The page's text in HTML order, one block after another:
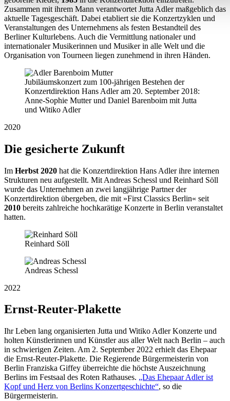
Zusammen mit ihrem Mann verantwortet Jutta Adler maßgeblich das
aktuelle Tagesgeschäft. Dabei etabliert sie die Konzertzyklen und
Veranstaltungen des Unternehmens als festen Bestandteil des
Berliner Kulturlebens. Auch die Vermittlung nationaler und
internationaler Musikerinnen und Musiker in alle Welt und die
Organisation von Tourneen liegen zunehmend in ihren Händen.
Jubiläumskonzert zum 100-jährigen Bestehen der
Konzertdirektion Hans Adler am 20. September 2018:
Anne-Sophie Mutter und Daniel Barenboim mit Jutta
und Witiko Adler
2020
Die gesicherte Zukunft
Im Herbst 2020 hat die Konzertdirektion Hans Adler ihre internen
Strukturen neu aufgestellt. Mit Andreas Schessl und Reinhard Söll
wurde das Unternehmen an zwei langjährige Partner der
Konzertdirektion übergeben, die mit »First Classics Berlin« seit
2010 bereits zahlreiche hochkarätige Konzerte in Berlin veranstaltet
hatten.
Reinhard Söll
Andreas Schessl
2022
Ernst-Reuter-Plakette
Ihr Leben lang organisierten Jutta und Witiko Adler Konzerte und
holten Künstlerinnen und Künstler aus aller Welt nach Berlin – auch
in schwierigen Zeiten. Am 2. September 2022 erhielt das Ehepaar
die Ernst-Reuter-Plakette. Die Regierende Bürgermeisterin von
Berlin Franziska Giffey überreichte die höchste Auszeichnung
Berlins im Festsaal des Roten Rathauses. „Das Ehepaar Adler ist
Kopf und Herz von Berlins Konzertgeschichte“, so die
Bürgermeisterin.